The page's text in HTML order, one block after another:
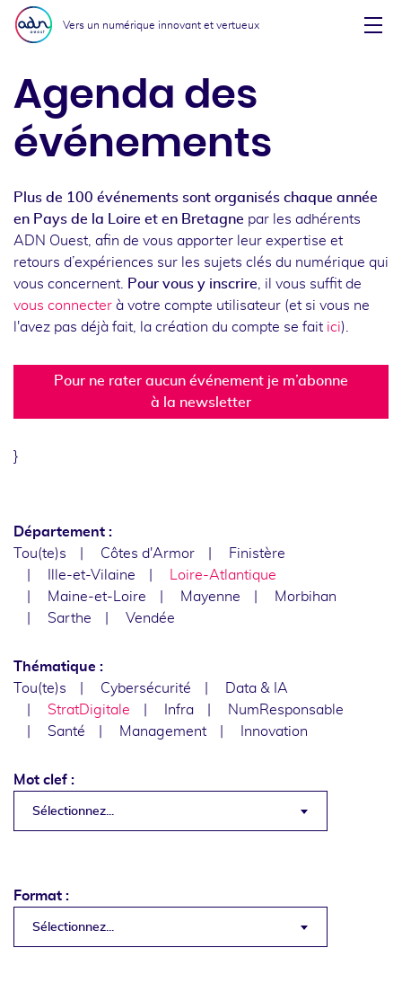
Aller au menu
Aller au contenu
Vers un numérique innovant et vertueux
Agenda des
événements
Plus de 100 événements sont organisés chaque année
en Pays de la Loire et en Bretagne par les adhérents
ADN Ouest, afin de vous apporter leur expertise et
retours d’expériences sur les sujets clés du numérique qui
vous concernent.
Pour vous y inscrire , il vous suffit de
vous connecter à votre compte utilisateur (et si vous ne
l'avez pas déjà fait, la création du compte se fait ici).
Pour ne rater aucun événement je m’abonne
à la newsletter
}
Département :
Tou(te)s
Côtes d'Armor
Finistère
Ille-et-Vilaine
Loire-Atlantique
Maine-et-Loire
Mayenne
Morbihan
Sarthe
Vendée
Thématique :
Tou(te)s
Cybersécurité
Data & IA
StratDigitale
Infra
NumResponsable
Santé
Management Innovation
Mot clef :
Sélectionnez...
Format :
Sélectionnez...